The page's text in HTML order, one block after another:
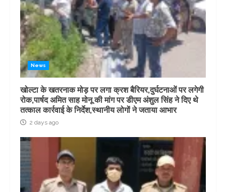
News
खोल्टा के खतरनाक मोड़ पर लगा क्रश बैरियर,दुर्घटनाओं पर लगेगी
रोक,पार्षद अमित साह मोनू की मांग पर डीएम अंशुल सिंह ने दिए थे
तत्काल कार्रवाई के निर्देश,स्थानीय लोगों ने जताया आभार
2 days ago